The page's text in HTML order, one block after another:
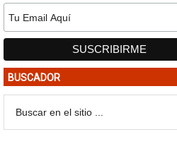
BUSCADOR